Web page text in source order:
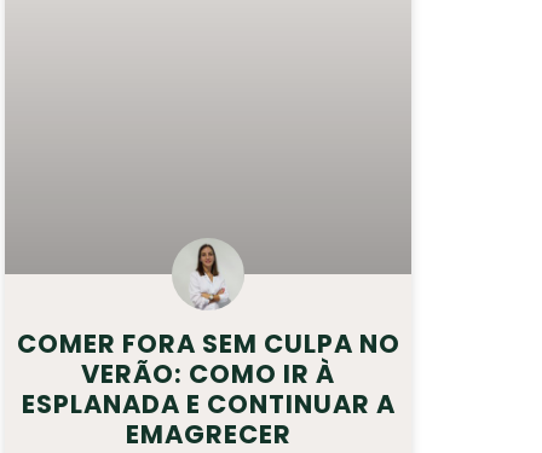
COMER FORA SEM CULPA NO
VERÃO: COMO IR À
ESPLANADA E CONTINUAR A
EMAGRECER